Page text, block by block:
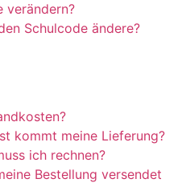
verändern?
Schulcode ändere?
kommt meine Lieferung?
ich rechnen?
Bestellung versendet